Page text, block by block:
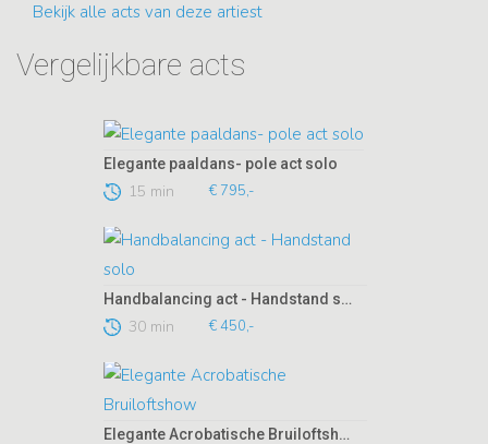
Bekijk alle acts van deze artiest
Vergelijkbare acts
Elegante paaldans- pole act solo
15 min € 795,-
Handbalancing act - Handstand solo
30 min € 450,-
Elegante Acrobatische Bruiloftshow